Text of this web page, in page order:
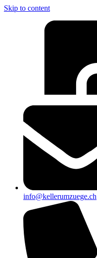
Skip to content
info@kellerumzuege.ch